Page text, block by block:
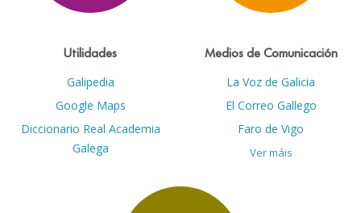
Utilidades
Galipedia
Google Maps
Diccionario Real Academia
Galega
Medios de Comunicación
La Voz de Galicia
El Correo Gallego
Faro de Vigo
Ver máis